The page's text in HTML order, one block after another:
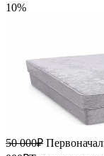
10%
50 000₽